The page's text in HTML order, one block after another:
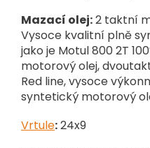
Mazací olej:2 taktní
Vysoce kvalitní plně
jako je Motul 800 2T
motorový olej,
Red line, vysoce
syntetický motorový
Vrtule:24x9